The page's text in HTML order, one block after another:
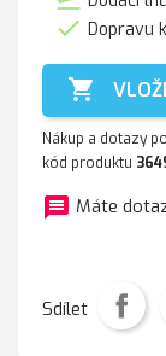
 Dopravu

Nákup a dotazy
kód produktu
message Máte
Sdílet